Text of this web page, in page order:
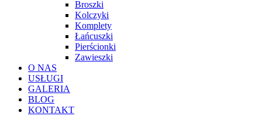
Broszki
Kolczyki
Komplety
Łańcuszki
Pierścionki
Zawieszki
O NAS
USŁUGI
GALERIA
BLOG
KONTAKT